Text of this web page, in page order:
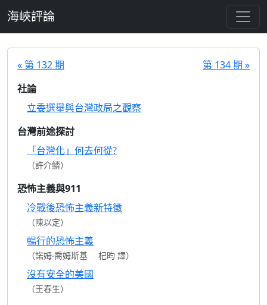
海峽評論
« 第 132 期
第 134 期 »
社論
立委選舉與台灣政局之觀察
台灣前途探討
「台灣化」何去何從?
（許介鱗）
恐怖主義與911
冷戰後恐怖主義新特徵
（陳以定）
暢行的恐怖主義
（諾姆‧喬姆斯基 杞昀 譯）
沒有安全的美國
（王春生）